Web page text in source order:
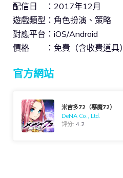
配信日 ：2017年12月
遊戲類型：角色扮演、策略
對應平台：iOS/Android
價格 ：免費（含收費道具）
官方網站
米吉多72（惡魔72）
DeNA Co., Ltd.
評分:4.2